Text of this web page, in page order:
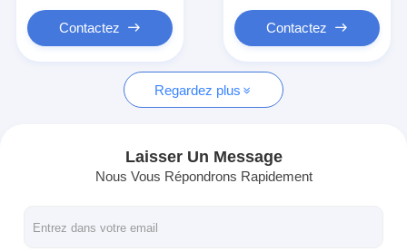
Nous contacter
Demandez un devis
Contact à membrane de LED
Contact à membrane tactile
Contactez Contactez
Regardez plus
Laisser Un Message
Nous Vous Répondrons Rapidement